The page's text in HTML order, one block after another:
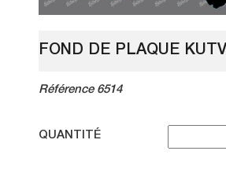
FOND DE PLAQUE
Référence 6514
QUANTITÉ